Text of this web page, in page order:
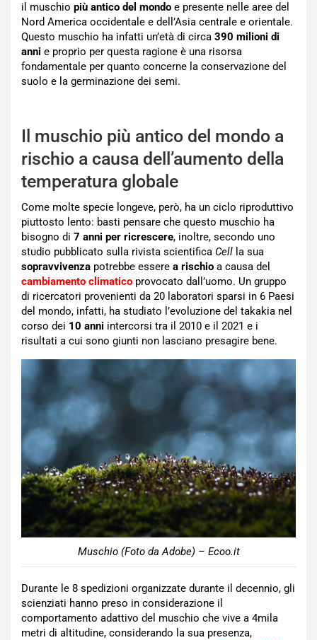
il muschio più antico del mondo e presente nelle aree del
Nord America occidentale e dell’Asia centrale e orientale.
Questo muschio ha infatti un’età di circa 390 milioni di
anni e proprio per questa ragione è una risorsa
fondamentale per quanto concerne la conservazione del
suolo e la germinazione dei semi.
Il muschio più antico del mondo a
rischio a causa dell’aumento della
temperatura globale
Come molte specie longeve, però, ha un ciclo riproduttivo
piuttosto lento: basti pensare che questo muschio ha
bisogno di 7 anni per ricrescere, inoltre, secondo uno
studio pubblicato sulla rivista scientifica Cell la sua
sopravvivenza potrebbe essere a rischio a causa del
cambiamento climatico provocato dall’uomo. Un gruppo
di ricercatori provenienti da 20 laboratori sparsi in 6 Paesi
del mondo, infatti, ha studiato l’evoluzione del takakia nel
corso dei 10 anni intercorsi tra il 2010 e il 2021 e i
risultati a cui sono giunti non lasciano presagire bene.
Muschio (Foto da Adobe) – Ecoo.it
Durante le 8 spedizioni organizzate durante il decennio, gli
scienziati hanno preso in considerazione il
comportamento adattivo del muschio che vive a 4mila
metri di altitudine, considerando la sua presenza,